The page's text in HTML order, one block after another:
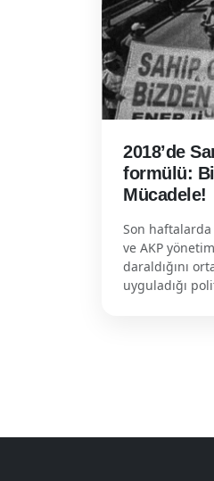
2018’de
formülü:
Mücadele!
Son
ve AKP
daraldığını
uyguladığı